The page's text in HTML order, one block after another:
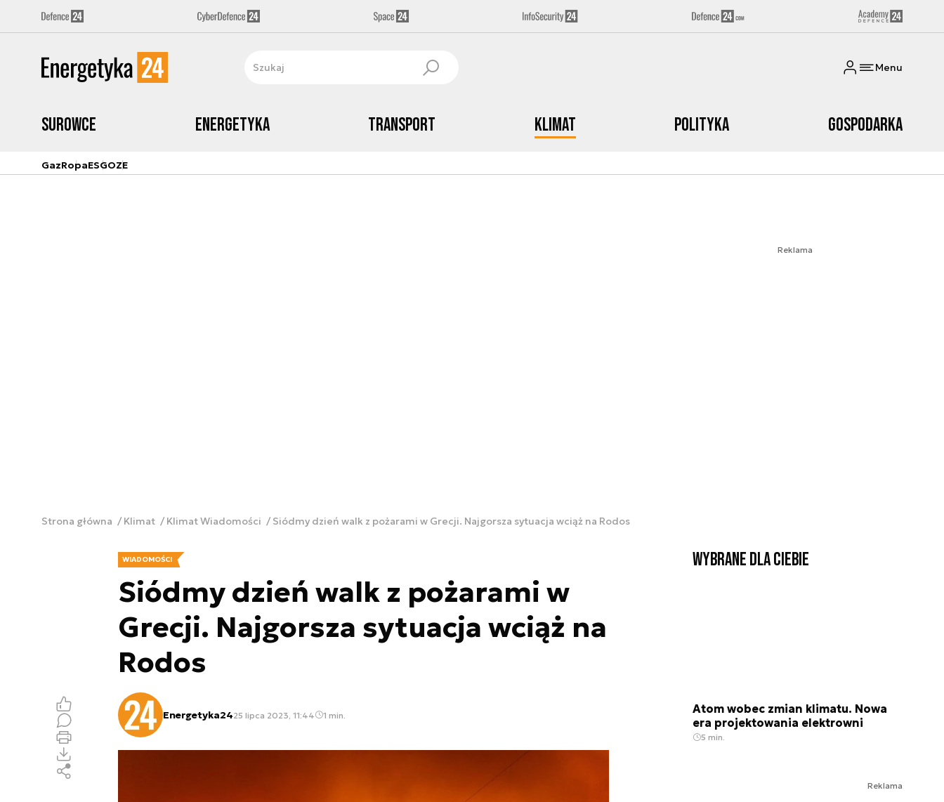
Menu
Surowce Energetyka Transport Klimat Polityka Gospodarka
GazRopaESGOZE
Reklama
Strona główna Klimat Klimat Wiadomości Siódmy dzień walk z pożarami w Grecji. Najgorsza sytuacja wciąż na Rodos
WIADOMOŚCI
Siódmy dzień walk z pożarami w
Grecji. Najgorsza sytuacja wciąż na
Rodos
Energetyka2425 lipca 2023, 11:44 1 min.
Wybrane dla Ciebie
Atom wobec zmian klimatu. Nowa
era projektowania elektrowni
5 min.
Reklama